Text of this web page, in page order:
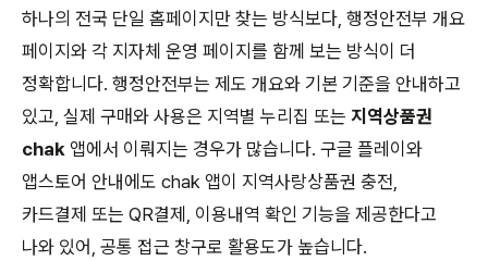
하나의 전국 단일 홈페이지만 찾는 방식보다, 행정안전부 개요
페이지와 각 지자체 운영 페이지를 함께 보는 방식이 더
정확합니다. 행정안전부는 제도 개요와 기본 기준을 안내하고
있고, 실제 구매와 사용은 지역별 누리집 또는 지역상품권
chak 앱에서 이뤄지는 경우가 많습니다. 구글 플레이와
앱스토어 안내에도 chak 앱이 지역사랑상품권 충전,
카드결제 또는 QR결제, 이용내역 확인 기능을 제공한다고
나와 있어, 공통 접근 창구로 활용도가 높습니다.